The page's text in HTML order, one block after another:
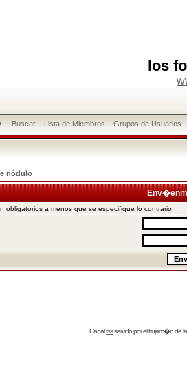
los
Buscar Lista de Miembros Grupos de Usuarios
nódulo
obligatorios a menos que se especifique lo contrario.
Canalrssservido por eltrujam�nde